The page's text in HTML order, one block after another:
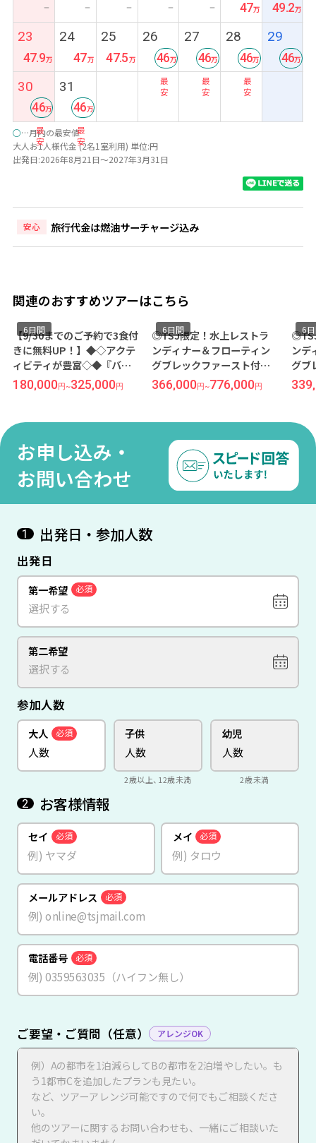
ー ー ー ー ー 47 49.2
23
47.9
24
47
25
47.5
26
最
安
46
27
最
安
46
28
最
安
46
29
46
30
最
安
46
31
最
安
46
○…月内の最安値
大人お1人様代金 (2名1室利用) 単位:円
出発日:2026年8月21日～2027年3月31日
安心 旅行代金は燃油サーチャージ込み
関連のおすすめツアーはこちら
【9/30までのご予約で3食付
きに無料UP！】◆◇アクテ
ィビティが豊富◇◆『バン
ドス モルディブ（スタンダ
ードビーチフロントルーム
成田発着 マレーシア航空利
6日間
180,000円~325,000円
◎TSJ限定！水上レストラ
ンディナー＆フローティン
グブレックファースト付き
◎『ザ レジデンスモルディ
ブ ディグラ（サンライズ側
ールインクルーシブ）』に
滞在 羽田発着（日本深夜発/
現地昼着） シンガポール航
空利用 モルディブ6日間
6日間
366,000円~776,000円
ンデ
グブ
◎『
ブ
ール
滞在
空
6
お申し込み・
お問い合わせ
1 出発日・参加人数
出発日
第一希望 必須
第二希望
参加人数
大人 必須 子供
2歳以上、12歳未満
幼児
2歳未満
2 お客様情報
セイ 必須 メイ 必須
メールアドレス 必須
電話番号 必須
ご要望・ご質問（任意） アレンジOK